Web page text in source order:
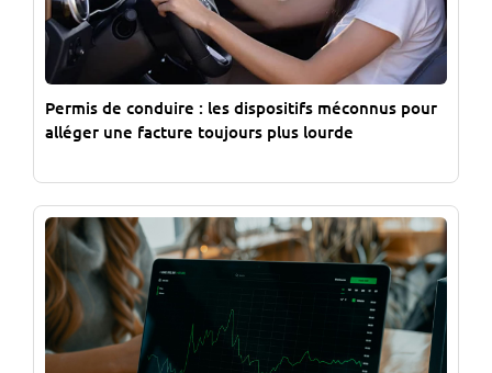
Permis de conduire : les dispositifs méconnus pour
alléger une facture toujours plus lourde